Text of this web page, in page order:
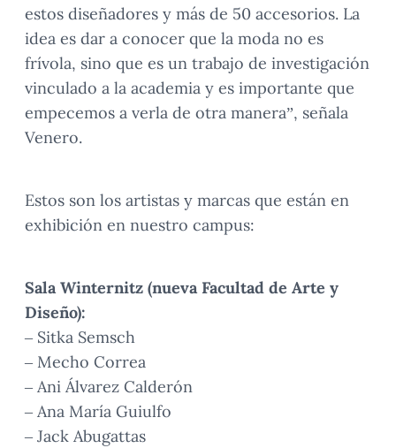
estos diseñadores y más de 50 accesorios. La
idea es dar a conocer que la moda no es
frívola, sino que es un trabajo de investigación
vinculado a la academia y es importante que
empecemos a verla de otra manera”, señala
Venero.
Estos son los artistas y marcas que están en
exhibición en nuestro campus:
Sala Winternitz (nueva Facultad de Arte y
Diseño):
– Sitka Semsch
– Mecho Correa
– Ani Álvarez Calderón
– Ana María Guiulfo
– Jack Abugattas